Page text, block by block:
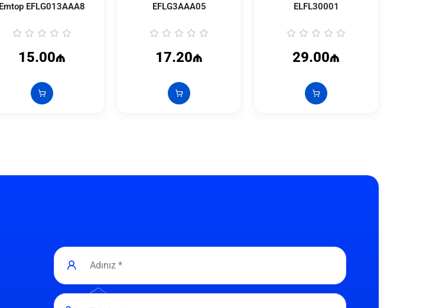
Emtop EFLG013AAA8
15.00₼
EFLG3AAA05
17.20₼
ELFL30001
29.00₼